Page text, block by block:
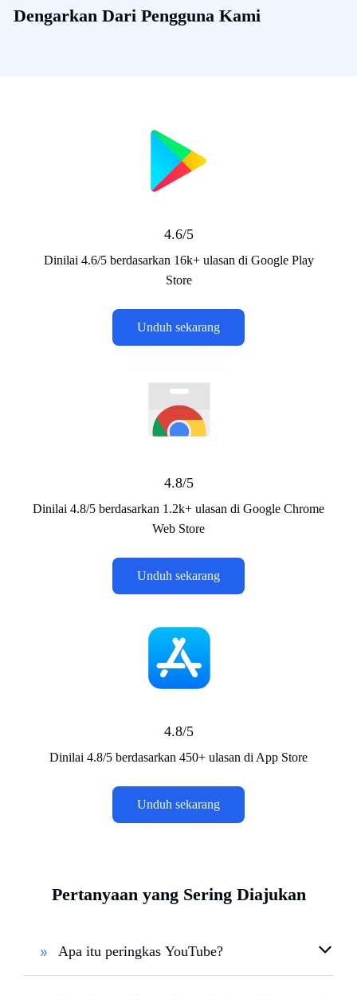
Dengarkan Dari Pengguna Kami
4.6/5
Dinilai 4.6/5 berdasarkan 16k+ ulasan di Google Play
Store
Unduh sekarang
4.8/5
Dinilai 4.8/5 berdasarkan 1.2k+ ulasan di Google Chrome
Web Store
Unduh sekarang
4.8/5
Dinilai 4.8/5 berdasarkan 450+ ulasan di App Store
Unduh sekarang
Pertanyaan yang Sering Diajukan
Apa itu peringkas YouTube?